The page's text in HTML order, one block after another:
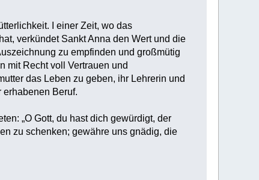
I einer Zeit, wo das
verkündet Sankt Anna den Wert und die
zu empfinden und großmütig
mit Recht voll Vertrauen und
das Leben zu geben, ihr Lehrerin und
erhabenen Beruf.
„O Gott, du hast dich gewürdigt, der
zu schenken; gewähre uns gnädig, die